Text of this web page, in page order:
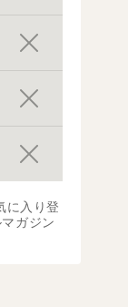
に入り登
ガジン